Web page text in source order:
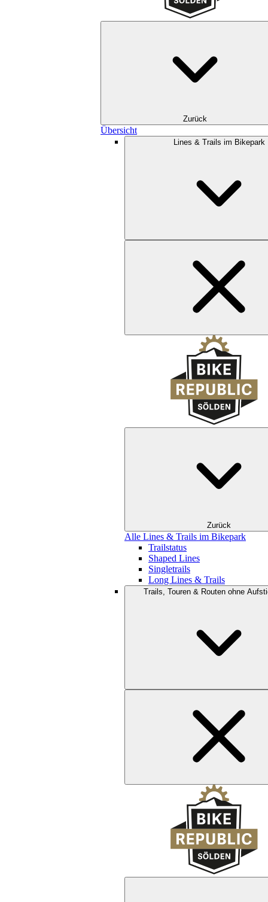
Zurück
Übersicht
Lines & Trails im Bikepark
Zurück
Alle Lines & Trails im Bikepark
Trailstatus
Shaped Lines
Singletrails
Long Lines & Trails
Trails, Touren & Routen ohne